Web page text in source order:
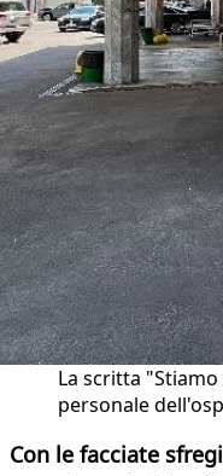
La scritta
personale
Con le facciate